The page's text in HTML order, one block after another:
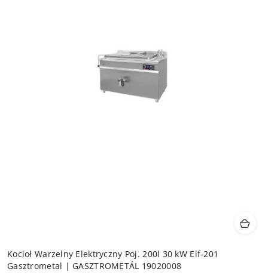
Kocioł Warzelny Elektryczny Poj. 200l 30 kW Elf-201
Gasztrometal | GASZTROMETÁL 19020008